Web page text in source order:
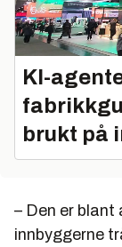
KI-
brukt på
– Den er
innbyggerne